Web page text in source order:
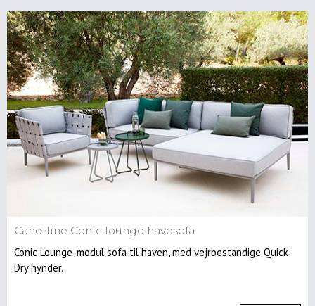
Cane-line Conic lounge havesofa
Conic Lounge-modul sofa til haven, med vejrbestandige Quick
Dry hynder.